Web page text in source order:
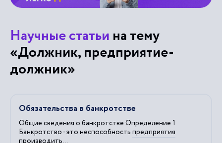
Научные статьи на тему
«Должник, предприятие-
должник»
Обязательства в банкротстве
Общие сведения о банкротстве Определение 1
Банкротство - это неспособность предприятия
производить...